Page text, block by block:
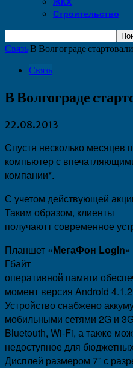
Строительство
СвязьВ Волгограде
Связь
В Волгограде
22.08.2013
Спустя несколько
компьютер с
компании*.
С учетом действующей
Таким образом, клиенты
получаютт современное
Планшет «МегаФон Login
Гбайт
оперативной памяти
момент версия Android
Устройство снабжено
мобильными сетями 2G и
Bluetouth, Wi-Fi, а также
недоступное для
Дисплей размером 7” с